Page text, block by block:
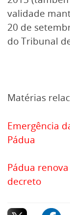
validade
20 de
do Tribunal
Matérias
Emergência
Pádua
Pádua
decreto